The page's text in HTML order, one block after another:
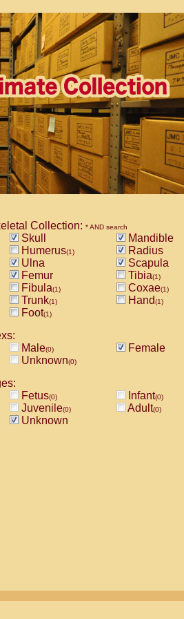
Collection: * AND search
Skull
Mandible
Humerus(1)
Radius
Ulna
Scapula
Femur
Tibia(1)
Fibula(1) Coxae(1)
Trunk(1) Hand(1)
Foot(1)
Male(0)
Female
Unknown(0)
Fetus(0) Infant(0)
Juvenile(0) Adult(0)
Unknown